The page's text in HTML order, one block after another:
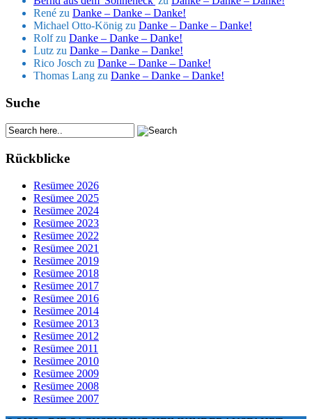
René zu Danke – Danke – Danke!
Michael Otto-König zu Danke – Danke – Danke!
Rolfzu Danke – Danke – Danke!
Lutz zu Danke – Danke – Danke!
Rico Josch zu Danke – Danke – Danke!
Thomas Lang zu Danke – Danke – Danke!
Suche
Rückblicke
Resümee 2026
Resümee 2025
Resümee 2024
Resümee 2023
Resümee 2022
Resümee 2021
Resümee 2019
Resümee 2018
Resümee 2017
Resümee 2016
Resümee 2014
Resümee 2013
Resümee 2012
Resümee 2011
Resümee 2010
Resümee 2009
Resümee 2008
Resümee 2007